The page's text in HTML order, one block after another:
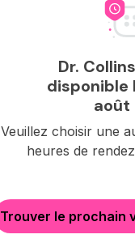
Dr.
disponible
août
Veuillez choisir une
heures de
Trouver le prochain